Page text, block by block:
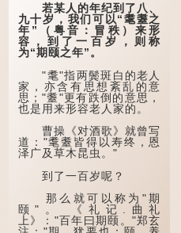
若某人的年纪到了八、
九十岁，我们可以“耄耋之
年”（粤音：冒秩）来形
容，到了一百岁，则称
为“期颐之年”。
"耄"指两鬓斑白的老人
家，亦含有思想紊乱的意
思；"耋"更有跌倒的意思，
也是用来形容老人家的。
曹操《对酒歌》就曾写
道："耄耋皆得以寿终，恩
泽广及草木昆虫。"
到了一百岁呢？
那么就可以称为"期
颐"。 《礼记.曲礼
上》："百年曰期颐。"郑玄